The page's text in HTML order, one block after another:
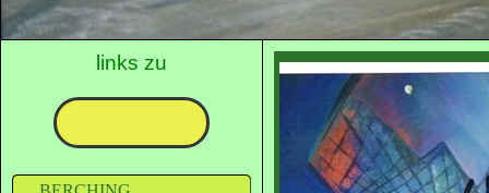
links zu